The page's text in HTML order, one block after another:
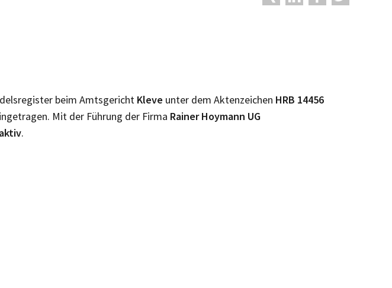
beim Amtsgericht Kleve unter dem Aktenzeichen HRB 14456
Mit der Führung der Firma Rainer Hoymann UG
aktiv.